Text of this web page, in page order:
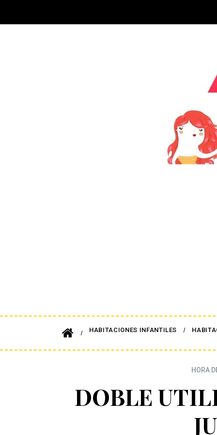
HABITACIONES INFANTILES
HORA
DOBLE